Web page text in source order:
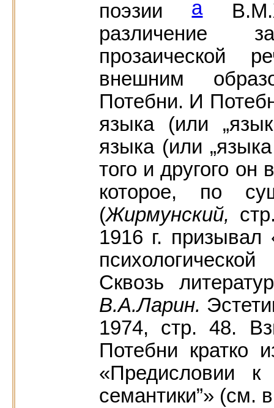
поэзииа
различение
прозаической
внешним
Потебни. И
языка (или
языка (или
того и другого он
которое, по
(Жирмунский,
1916 г. призывал
Сквозь
В.А.Ларин.
1974, стр. 48.
Потебни
«Предисловии к
семантики”» (см.